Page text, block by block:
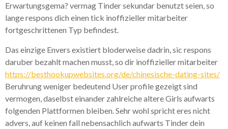
Erwartungsgema? vermag Tinder sekundar benutzt seien, so
lange respons dich einen tick inoffizieller mitarbeiter
fortgeschrittenen Typ befindest.
Das einzige Envers existiert bloderweise dadrin, sic respons
daruber bezahlt machen musst, so dir inoffizieller mitarbeiter
https://besthookupwebsites.org/de/chinesische-dating-sites/
Beruhrung weniger bedeutend User profile gezeigt sind
vermogen, daselbst einander zahlreiche altere Girls aufwarts
folgenden Plattformen bleiben. Sehr wohl spricht eres nicht
advers, auf keinen fall nebensachlich aufwarts Tinder dein